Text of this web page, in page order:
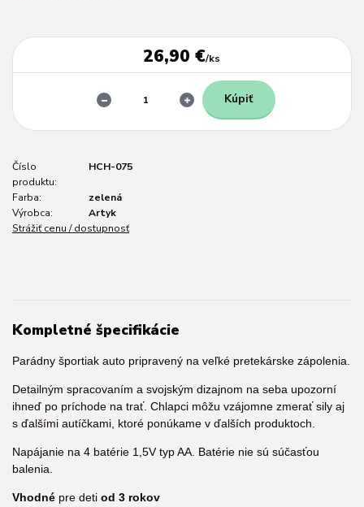
26,90 €/ks
Kúpiť
Číslo
produktu:
HCH-075
Farba:
zelená
Výrobca:
Artyk
Strážiť cenu / dostupnosť
Kompletné špecifikácie
Parádny športiak auto pripravený na veľké pretekárske zápolenia.
Detailným spracovaním a svojským dizajnom na seba upozorní
ihneď po príchode na trať. Chlapci môžu vzájomne zmerať sily aj
s ďalšími autíčkami, ktoré ponúkame v ďalších produktoch.
Napájanie na 4 batérie 1,5V typ AA. Batérie nie sú súčasťou
balenia.
Vhodné pre deti od 3 rokov